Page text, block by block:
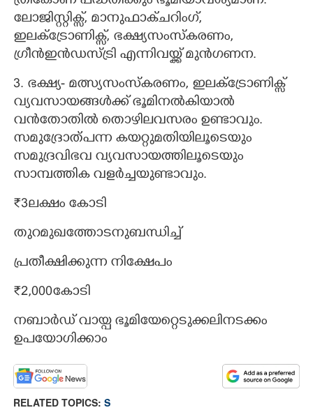
ലോജിസ്റ്റിക്സ്, മാനുഫാക്ചറിംഗ്,
ഇലക്ട്രോണിക്സ്, ഭക്ഷ്യസംസ്കരണം,
ഗ്രീൻഇൻഡസ്ട്രി എന്നിവയ്ക്ക് മുൻഗണന.
3. ഭക്ഷ്യ- മത്സ്യസംസ്കരണം, ഇലക്ട്രോണിക്സ്
വ്യവസായങ്ങൾക്ക് ഭൂമിനൽകിയാൽ
വൻതോതിൽ തൊഴിലവസരം ഉണ്ടാവും.
സമുദ്രോത്പന്ന കയറ്റുമതിയിലൂടെയും
സമുദ്രവിഭവ വ്യവസായത്തിലൂടെയും
സാമ്പത്തിക വളർച്ചയുണ്ടാവും.
₹3ലക്ഷം കോടി
തുറമുഖത്തോടനുബന്ധിച്ച്
പ്രതീക്ഷിക്കുന്ന നിക്ഷേപം
₹2,​000കോടി
നബാർഡ് വായ്പ ഭൂമിയേറ്റെടുക്കലിനടക്കം
ഉപയോഗിക്കാം
RELATED TOPICS: S